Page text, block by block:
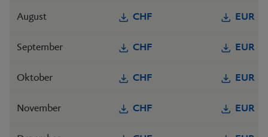
August CHF EUR
September CHF EUR
Oktober CHF EUR
November CHF EUR